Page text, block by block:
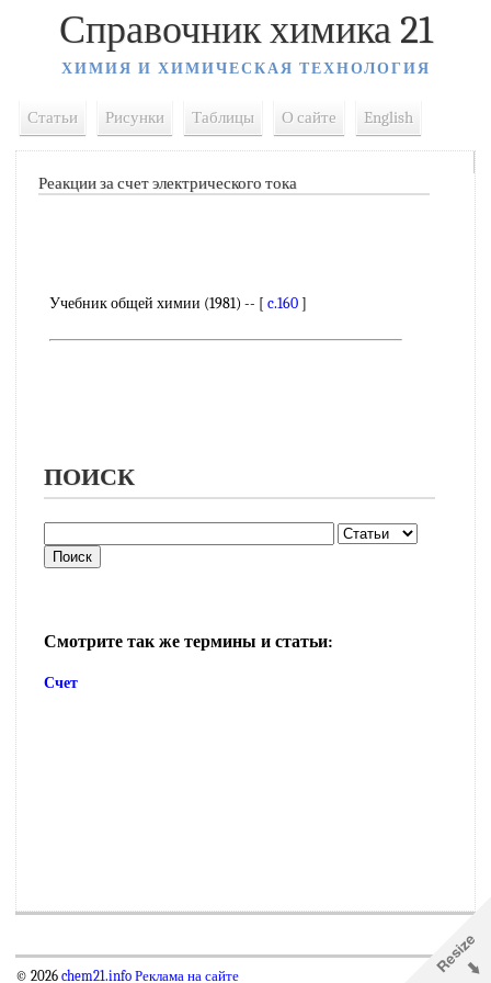
Справочник химика 21
ХИМИЯ И ХИМИЧЕСКАЯ ТЕХНОЛОГИЯ
Статьи Рисунки Таблицы О сайте English
Реакции за счет электрического тока
Учебник общей химии (1981) -- [ c.160]
ПОИСК
Смотрите так же термины и статьи:
Счет
© 2026 chem21.info Реклама на сайте